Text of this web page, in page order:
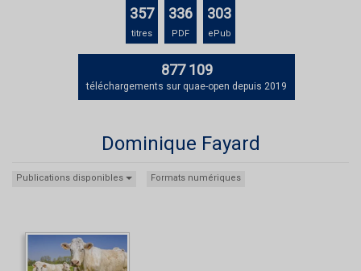
le
357
titres
336
PDF
303
ePub
877 109
téléchargements sur quae-open depuis 2019
Dominique Fayard
Publications disponibles Formats numériques